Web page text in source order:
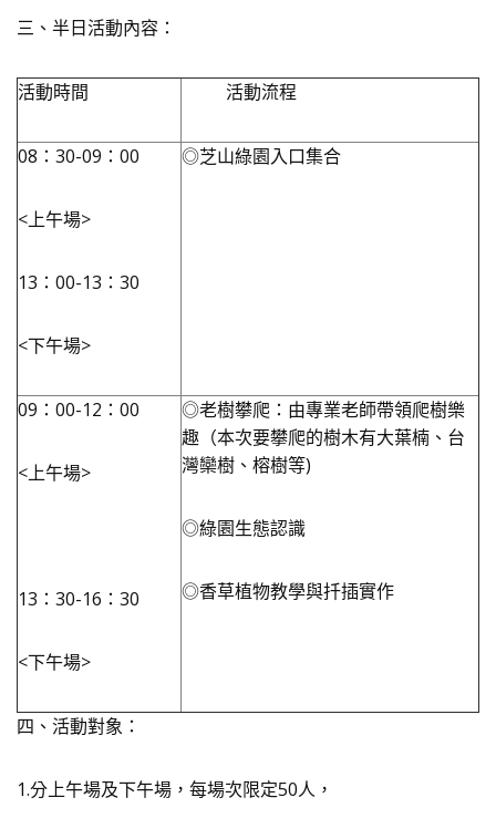
三、半日活動內容：
活動時間 活動流程
08：30-09：00
<上午場>
13：00-13：30
<下午場>
◎芝山綠園入口集合
09：00-12：00
<上午場>
13：30-16：30
<下午場>
◎老樹攀爬：由專業老師帶領爬樹樂
趣（本次要攀爬的樹木有大葉楠、台
灣欒樹、榕樹等)
◎綠園生態認識
◎香草植物教學與扦插實作
四、活動對象：
1.分上午場及下午場，每場次限定50人，